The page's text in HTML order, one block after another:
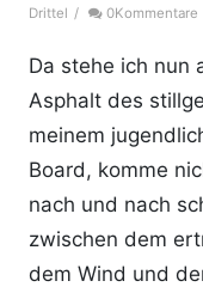
Drittel / 0Kommentare
Da stehe ich nun
Asphalt des
meinem
Board, komme
nach und nach
zwischen dem
dem Wind und